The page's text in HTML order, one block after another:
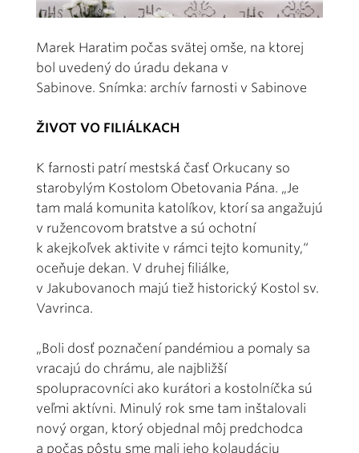
Marek Haratim počas svätej omše, na ktorej
bol uvedený do úradu dekana v
Sabinove. Snímka: archív farnosti v Sabinove
ŽIVOT VO FILIÁLKACH
K farnosti patrí mestská časť Orkucany so
starobylým Kostolom Obetovania Pána. „Je
tam malá komunita katolíkov, ktorí sa angažujú
v ružencovom bratstve a sú ochotní
k akejkoľvek aktivite v rámci tejto komunity,“
oceňuje dekan. V druhej filiálke,
v Jakubovanoch majú tiež historický Kostol sv.
Vavrinca.
„Boli dosť poznačení pandémiou a pomaly sa
vracajú do chrámu, ale najbližší
spolupracovníci ako kurátori a kostolníčka sú
veľmi aktívni. Minulý rok sme tam inštalovali
nový organ, ktorý objednal môj predchodca
a počas pôstu sme mali jeho kolaudáciu